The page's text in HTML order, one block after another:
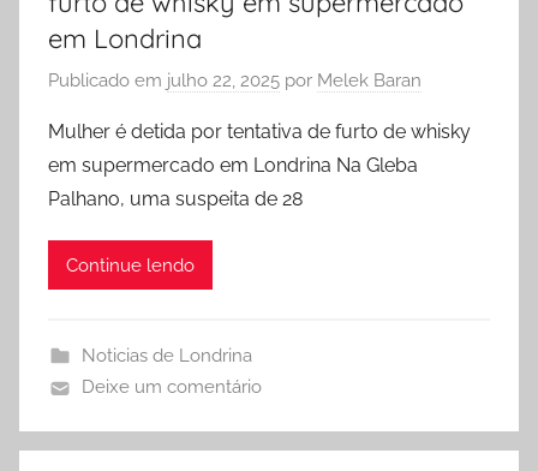
em Londrina
Publicado em julho 22, 2025 por Melek Baran
Mulher é detida por tentativa de furto de whisky
em supermercado em Londrina Na Gleba
Palhano, uma suspeita de 28
Continue lendo
Noticias de Londrina
Deixe um comentário